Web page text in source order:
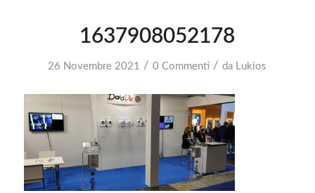
1637908052178
26 Novembre 2021 / 0 Commenti / da Lukios